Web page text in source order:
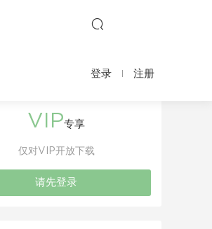
登录 注册
VIP专享
仅对VIP开放下载
请先登录